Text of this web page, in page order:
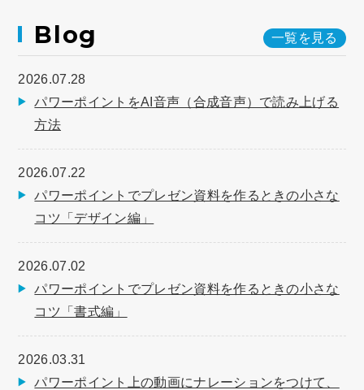
Blog 一覧を見る
2026.07.28
パワーポイントをAI音声（合成音声）で読み上げる
方法
2026.07.22
パワーポイントでプレゼン資料を作るときの小さな
コツ「デザイン編」
2026.07.02
パワーポイントでプレゼン資料を作るときの小さな
コツ「書式編」
2026.03.31
パワーポイント上の動画にナレーションをつけて、